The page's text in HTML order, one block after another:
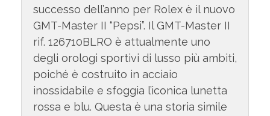
successo dell’anno per Rolex è il nuovo
GMT-Master II “Pepsi”. Il GMT-Master II
rif. 126710BLRO è attualmente uno
degli orologi sportivi di lusso più ambiti,
poiché è costruito in acciaio
inossidabile e sfoggia l’iconica lunetta
rossa e blu. Questa è una storia simile